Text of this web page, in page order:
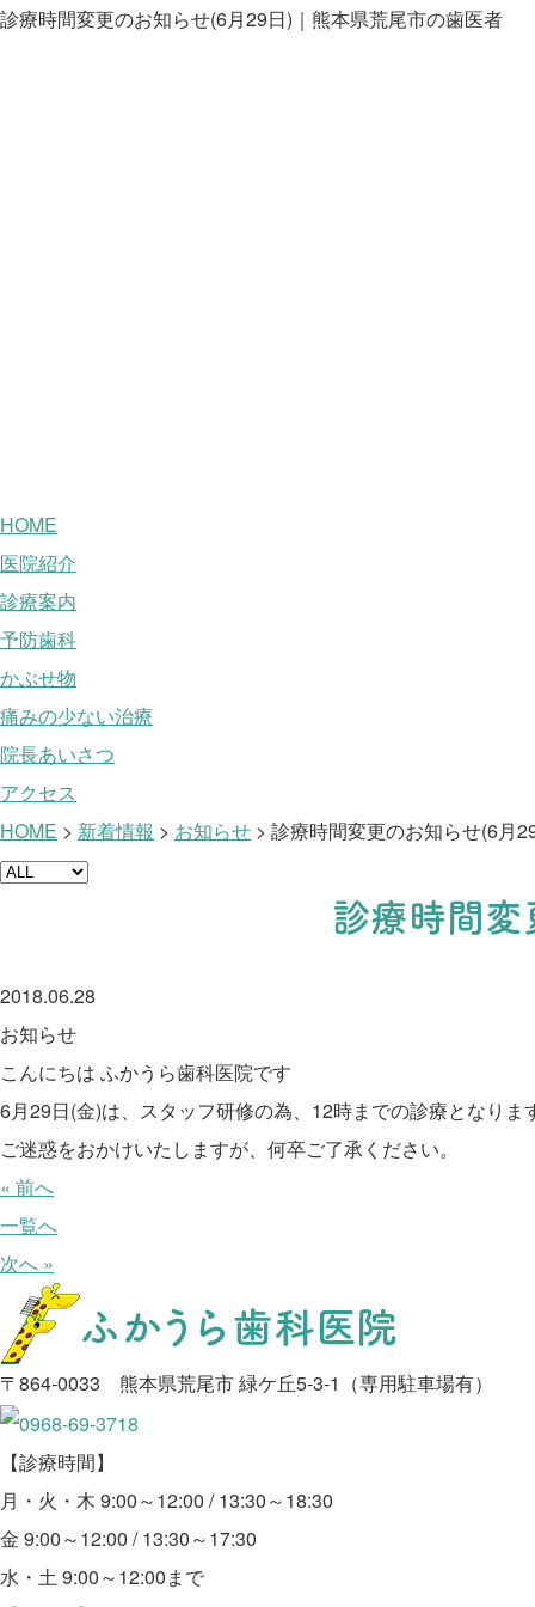
診療時間変更のお知らせ(6月29日)｜熊本県荒尾市の歯医者
HOME
医院紹介
診療案内
予防歯科
かぶせ物
痛みの少ない治療
院長あいさつ
アクセス
HOME > 新着情報 > お知らせ > 診療時間変更のお知らせ(6月
診療時間
2018.06.28
お知らせ
こんにちは ふかうら歯科医院です
6月29日(金)は、スタッフ研修の為、12時までの診療となりま
ご迷惑をおかけいたしますが、何卒ご了承ください。
« 前へ
一覧へ
次へ »
〒864-0033 熊本県荒尾市 緑ケ丘5-3-1（専用駐車場有）
【診療時間】
月・火・木 9:00～12:00 / 13:30～18:30
金 9:00～12:00 / 13:30～17:30
水・土 9:00～12:00まで